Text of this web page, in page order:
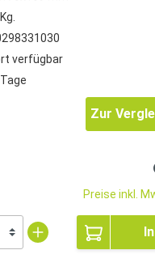
verfügbar
Zur
Preise inkl.